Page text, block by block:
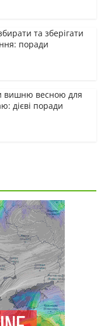
та зберігати
поради
вишню весною для
дієві поради